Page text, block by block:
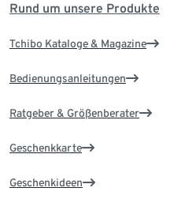
Rund um unsere Produkte
Tchibo Kataloge & Magazine
Bedienungsanleitungen
Ratgeber & Größenberater
Geschenkkarte
Geschenkideen